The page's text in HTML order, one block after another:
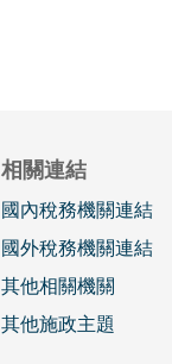
相關連結
國內稅務機關連結
國外稅務機關連結
其他相關機關
其他施政主題